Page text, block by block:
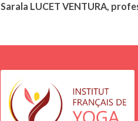
Sarala LUCET VENTURA,